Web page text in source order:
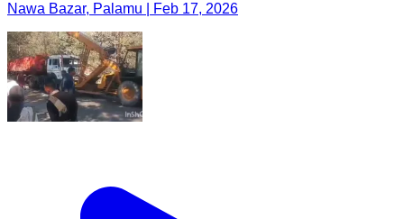
Nawa Bazar, Palamu | Feb 17, 2026